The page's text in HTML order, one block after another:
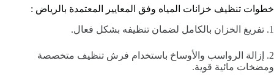
خطوات تنظيف خزانات المياه وفق المعايير المعتمدة بالرياض :
1. تفريغ الخزان بالكامل لضمان تنظيفه بشكل فعال.
2. إزالة الرواسب والأوساخ باستخدام فرش تنظيف متخصصة
ومضخات مائية قوية.